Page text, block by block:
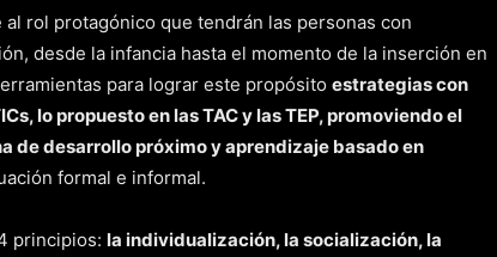
rol protagónico que tendrán las personas con
desde la infancia hasta el momento de la inserción en
para lograr este propósito estrategias con
lo propuesto en las TAC y las TEP, promoviendo el
de desarrollo próximo y aprendizaje basado en
formal e informal.
principios: la individualización, la socialización, la